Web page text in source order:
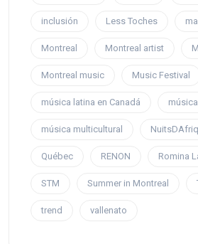
inclusión Less Toches
Montreal Montreal artist
Montreal music Music Festival
música latina en Canadá
música multicultural
Québec RENON Romina
STM Summer in Montreal
trend vallenato